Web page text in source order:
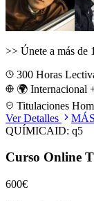
>> Únete a más de
300 Horas
🌍 Internacional
Titulaciones
Ver Detalles
QUÍMICAID: q5
Curso Online
600€